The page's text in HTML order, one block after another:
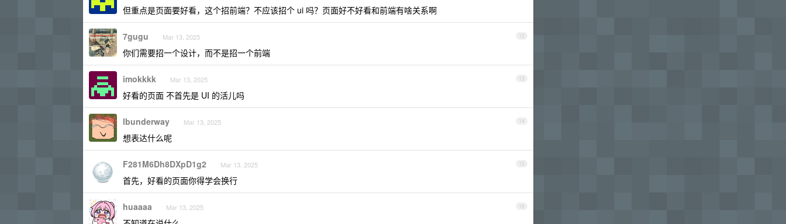
但重点是页面要好看，这个招前端？不应该招个 ui 吗？页面好不好看和前端有啥关系啊
12
7gugu Mar 13, 2025
你们需要招一个设计，而不是招一个前端
13
imokkkk Mar 13, 2025
好看的页面 不首先是 UI 的活儿吗
14
lbunderway Mar 13, 2025
想表达什么呢
15
F281M6Dh8DXpD1g2 Mar 13, 2025
首先，好看的页面你得学会换行
16
huaaaa Mar 13, 2025